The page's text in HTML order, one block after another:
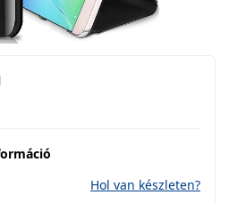
Hol van készleten?